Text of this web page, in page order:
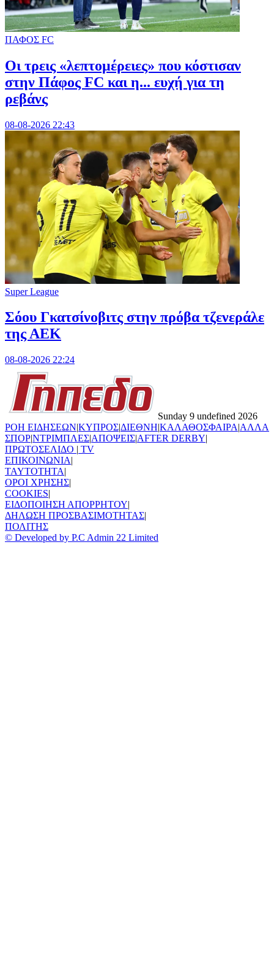
ΠΑΦΟΣ FC
Οι τρεις «λεπτομέρειες» που κόστισαν
στην Πάφος FC και η... ευχή για τη
ρεβάνς
08-08-2026 22:43
Super League
Σόου Γκατσίνοβιτς στην πρόβα τζενεράλε
της ΑΕΚ
08-08-2026 22:24
Sunday 9 undefined 2026
ΡΟΗ ΕΙΔΗΣΕΩΝ|ΚΥΠΡΟΣ|ΔΙΕΘΝΗ|ΚΑΛΑΘΟΣΦΑΙΡΑ|ΑΛΛΑ
ΣΠΟΡ|ΝΤΡΙΜΠΛΕΣ|ΑΠΟΨΕΙΣ|AFTER DERBY|
ΠΡΩΤΟΣΕΛΙΔΟ | TV
ΕΠΙΚΟΙΝΩΝΙΑ|
TAYTOTHTA|
ΟΡΟΙ ΧΡΗΣΗΣ|
COOKIES|
ΕΙΔΟΠΟΙΗΣΗ ΑΠΟΡΡΗΤΟΥ|
ΔΗΛΩΣΗ ΠΡΟΣΒΑΣΙΜΟΤΗΤΑΣ|
ΠΟΛΙΤΗΣ
© Developed by P.C Admin 22 Limited